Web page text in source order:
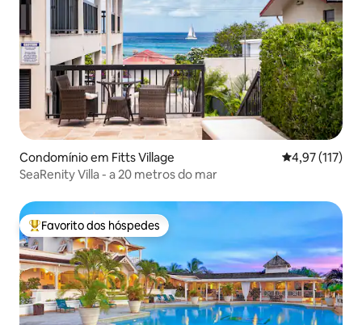
Condomínio em Fitts Village Classificação
4,97 (117)
SeaRenity Villa - a 20 metros do mar
Favoritos dos hóspedes mais apreciados
Favorito dos hóspedes